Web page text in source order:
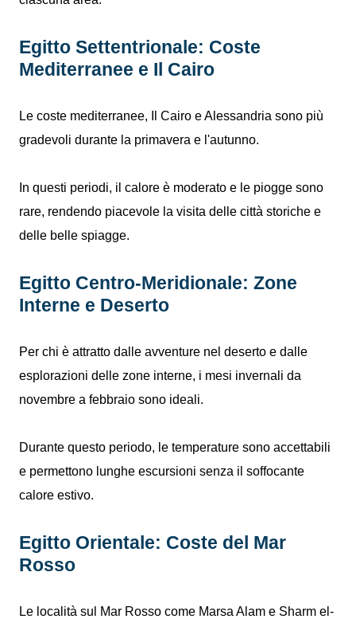
Egitto Settentrionale: Coste
Mediterranee e Il Cairo
Le coste mediterranee, Il Cairo e Alessandria sono più
gradevoli durante la primavera e l'autunno.
In questi periodi, il calore è moderato e le piogge sono
rare, rendendo piacevole la visita delle città storiche e
delle belle spiagge.
Egitto Centro-Meridionale: Zone
Interne e Deserto
Per chi è attratto dalle avventure nel deserto e dalle
esplorazioni delle zone interne, i mesi invernali da
novembre a febbraio sono ideali.
Durante questo periodo, le temperature sono accettabili
e permettono lunghe escursioni senza il soffocante
calore estivo.
Egitto Orientale: Coste del Mar
Rosso
Le località sul Mar Rosso come Marsa Alam e Sharm el-